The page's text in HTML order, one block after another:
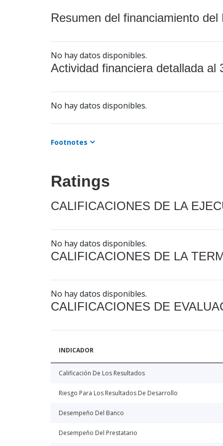
Resumen del financiamiento
No hay datos disponibles.
Actividad financiera detallada al
No hay datos disponibles.
Footnotes
Ratings
CALIFICACIONES DE LA
No hay datos disponibles.
CALIFICACIONES DE LA
No hay datos disponibles.
CALIFICACIONES DE
INDICADOR
Calificación De Los Resultados
Riesgo Para Los Resultados De Desarrollo
Desempeño Del Banco
Desempeño Del Prestatario